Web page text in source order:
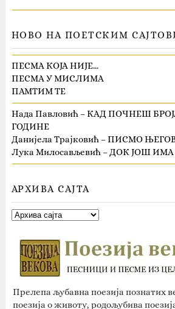
НОВО НА ПОЕТСКИМ
ПЕСМА КОЈА НИЈЕ…
ПЕСМА У МИСЛИМА
ПАМТИМ ТЕ
Нада Павловић – КАД ПОЧНЕШ
ГОДИНЕ
Данијела Трајковић – ПИСМО
Лука Милосављевић – ДОК ЈОШ
АРХИВА САЈТА
Прелепа љубавна поезија познатих
поезија о животу, родољубива